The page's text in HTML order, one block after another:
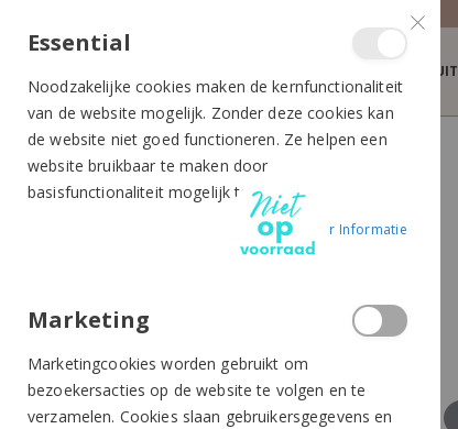
SECTOLIN CLIPPER OLIE
de
afbeeldingen-
gallerij
de
afbeeldingen-
gallerij
Essential
Noodzakelijke cookies maken de kernfunctionaliteit
van de website mogelijk. Zonder deze cookies kan
de website niet goed functioneren. Ze helpen een
website bruikbaar te maken door
basisfunctionaliteit mogelijk te maken.
Meer Informatie
Marketing
Marketingcookies worden gebruikt om
bezoekersacties op de website te volgen en te
verzamelen. Cookies slaan gebruikersgegevens en